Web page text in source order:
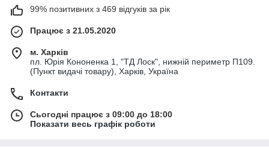
99% позитивних з 469 відгуків за рік
Працює з 21.05.2020
м. Харків
пл. Юрія Кононенка 1, "ТД Лоск", нижній периметр П109.
(Пункт видачі товару), Харків, Україна
Контакти
Сьогодні працює з 09:00 до 18:00
Показати весь графік роботи